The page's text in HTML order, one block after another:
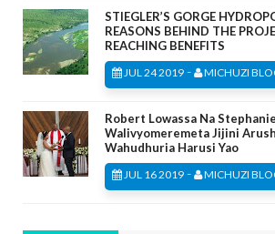
STIEGLER’S GORGE
REASONS BEHIND THE
REACHING BENEFITS
JUL 24 2019 - MICHUZI
Robert Lowassa Na
Walivyomeremeta Jijini
Wahudhuria Harusi Yao
JUL 16 2019 - MICHUZI